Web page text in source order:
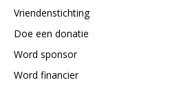
Vriendenstichting
Doe een donatie
Word sponsor
Word financier